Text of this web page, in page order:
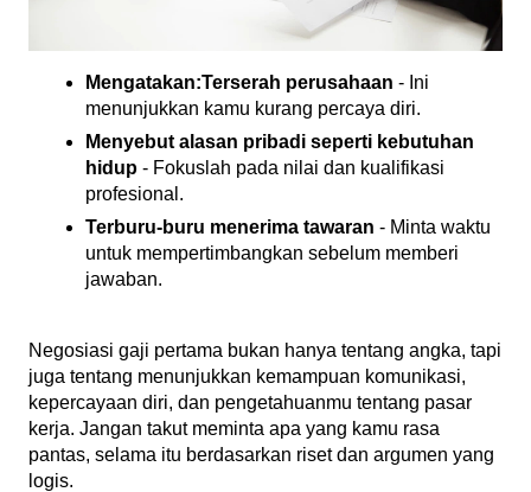
Mengatakan:Terserah perusahaan - Ini
menunjukkan kamu kurang percaya diri.
Menyebut alasan pribadi seperti kebutuhan
hidup - Fokuslah pada nilai dan kualifikasi
profesional.
Terburu-buru menerima tawaran - Minta waktu
untuk mempertimbangkan sebelum memberi
jawaban.
Negosiasi gaji pertama bukan hanya tentang angka, tapi
juga tentang menunjukkan kemampuan komunikasi,
kepercayaan diri, dan pengetahuanmu tentang pasar
kerja. Jangan takut meminta apa yang kamu rasa
pantas, selama itu berdasarkan riset dan argumen yang
logis.